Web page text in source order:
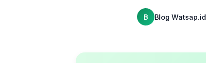
B Blog Watsap.id